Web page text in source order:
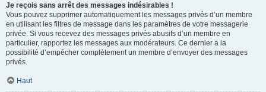
Je reçois sans arrêt des messages indésirables !
Vous pouvez supprimer automatiquement les messages privés d’un membre
en utilisant les filtres de message dans les paramètres de votre messagerie
privée. Si vous recevez des messages privés abusifs d’un membre en
particulier, rapportez les messages aux modérateurs. Ce dernier a la
possibilité d’empêcher complètement un membre d’envoyer des messages
privés.
Haut